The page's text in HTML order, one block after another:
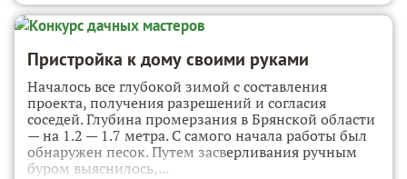
Пристройка к дому своими руками
Началось все глубокой зимой с составления
проекта, получения разрешений и согласия
соседей. Глубина промерзания в Брянской области
— на 1.2 — 1.7 метра. С самого начала работы был
обнаружен песок. Путем засверливания ручным
буром выяснилось,...